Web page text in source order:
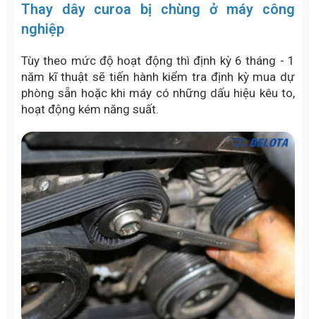
Thay dây curoa bị chùng ở máy công
nghiệp
Tùy theo mức độ hoạt động thì định kỳ 6 tháng - 1
năm kĩ thuật sẽ tiến hành kiểm tra định kỳ mua dự
phòng sẵn hoặc khi máy có những dấu hiệu kêu to,
hoạt động kém năng suất.